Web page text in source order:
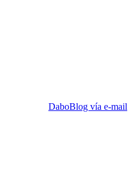
DaboBlog vía e-mail